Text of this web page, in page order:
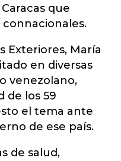
que
Exteriores, María
en diversas
venezolano,
de los 59
el tema ante
de ese país.
de salud,